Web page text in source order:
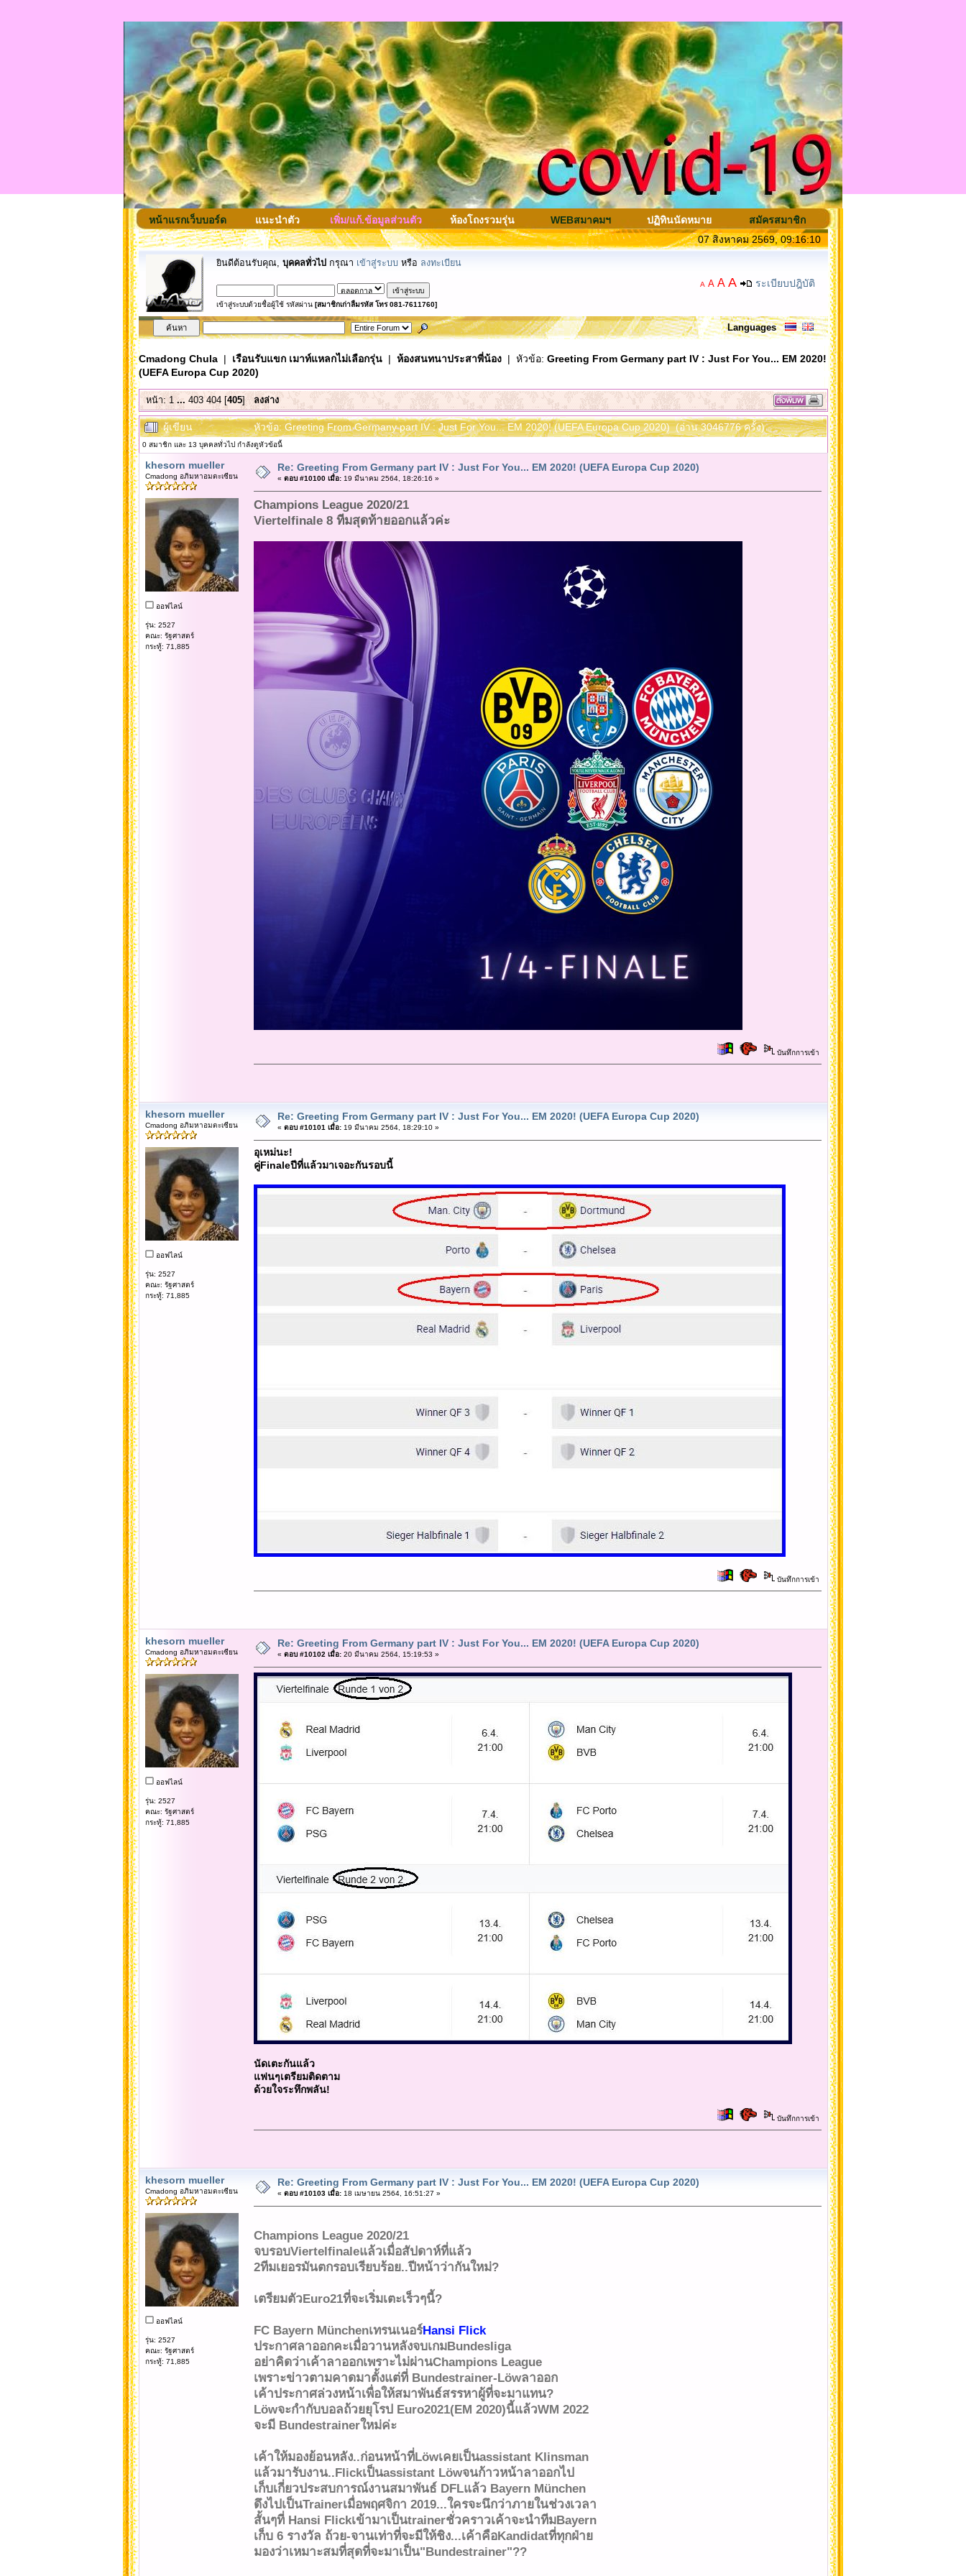
หน้าแรกเว็บบอร์ด แนะนำตัว เพิ่ม/แก้.ข้อมูลส่วนตัว ห้องโถงรวมรุ่น WEBสมาคมฯ ปฏิทินนัดหมาย
สมัครสมาชิก
07 สิงหาคม 2569, 09:16:10
ยินดีต้อนรับคุณ, บุคคลทั่วไป กรุณา เข้าสู่ระบบ หรือ ลงทะเบียน
เข้าสู่ระบบด้วยชื่อผู้ใช้ รหัสผ่าน [สมาชิกเก่าลืมรหัส โทร 081-7611760]
A A A A ระเบียบปฎิบัติ
Languages
Cmadong Chula| เรือนรับแขก เมาท์แหลกไม่เลือกรุ่น| ห้องสนทนาประสาพี่น้อง| หัวข้อ: Greeting From Germany part IV : Just For You... EM 2020!
(UEFA Europa Cup 2020)
หน้า:1 ... 403 404[405]ลงล่าง
ผู้เขียน หัวข้อ: Greeting From Germany part IV : Just For You... EM 2020! (UEFA Europa Cup 2020) (อ่าน 3046776 ครั้ง)
0 สมาชิก และ 13 บุคคลทั่วไป กำลังดูหัวข้อนี้
khesorn mueller
Cmadong อภิมหาอมตะเซียน
ออฟไลน์
รุ่น: 2527
คณะ: รัฐศาสตร์
กระทู้: 71,885
Re: Greeting From Germany part IV : Just For You... EM 2020! (UEFA Europa Cup 2020)
« ตอบ #10100 เมื่อ:19 มีนาคม 2564, 18:26:16 »
Champions League 2020/21
Viertelfinale 8 ทีมสุดท้ายออกแล้วค่ะ
บันทึกการเข้า
khesorn mueller
Cmadong อภิมหาอมตะเซียน
ออฟไลน์
รุ่น: 2527
คณะ: รัฐศาสตร์
กระทู้: 71,885
Re: Greeting From Germany part IV : Just For You... EM 2020! (UEFA Europa Cup 2020)
« ตอบ #10101 เมื่อ:19 มีนาคม 2564, 18:29:10 »
อุเหม่นะ!
คู่Finaleปีที่แล้วมาเจอะกันรอบนี้
บันทึกการเข้า
khesorn mueller
Cmadong อภิมหาอมตะเซียน
ออฟไลน์
รุ่น: 2527
คณะ: รัฐศาสตร์
กระทู้: 71,885
Re: Greeting From Germany part IV : Just For You... EM 2020! (UEFA Europa Cup 2020)
« ตอบ #10102 เมื่อ:20 มีนาคม 2564, 15:19:53 »
นัดเตะกันแล้ว
แฟนๆเตรียมติดตาม
ด้วยใจระทึกพลัน!
บันทึกการเข้า
khesorn mueller
Cmadong อภิมหาอมตะเซียน
ออฟไลน์
รุ่น: 2527
คณะ: รัฐศาสตร์
กระทู้: 71,885
Re: Greeting From Germany part IV : Just For You... EM 2020! (UEFA Europa Cup 2020)
« ตอบ #10103 เมื่อ:18 เมษายน 2564, 16:51:27 »
Champions League 2020/21
จบรอบViertelfinaleแล้วเมื่อสัปดาห์ที่แล้ว
2ทีมเยอรมันตกรอบเรียบร้อย..ปีหน้าว่ากันใหม่?
เตรียมตัวEuro21ที่จะเริ่มเตะเร็วๆนี้?
FC Bayern Münchenเทรนเนอร์Hansi Flick
ประกาศลาออกคะเมื่อวานหลังจบเกมBundesliga
อย่าคิดว่าเค้าลาออกเพราะไม่ผ่านChampions League
เพราะข่าวตามคาดมาตั้งแต่ที่ Bundestrainer-Löwลาออก
เค้าประกาศล่วงหน้าเพื่อให้สมาพันธ์สรรหาผู้ที่จะมาแทน?
Löwจะกำกับบอลถ้วยยุโรป Euro2021(EM 2020)นี้แล้วWM 2022
จะมี Bundestrainerใหม่ค่ะ
เค้าให้มองย้อนหลัง..ก่อนหน้าที่Löwเคยเป็นassistant Klinsman
แล้วมารับงาน..Flickเป็นassistant Löwจนก้าวหน้าลาออกไป
เก็บเกี่ยวประสบการณ์งานสมาพันธ์ DFLแล้ว Bayern München
ดึงไปเป็นTrainerเมื่อพฤศจิกา 2019...ใครจะนึกว่าภายในช่วงเวลา
สั้นๆที่ Hansi Flickเข้ามาเป็นtrainerชั่วคราวเค้าจะนำทีมBayern
เก็บ 6 รางวัล ถ้วย-จานเท่าที่จะมีให้ชิง...เค้าคือKandidatที่ทุกฝ่าย
มองว่าเหมาะสมที่สุดที่จะมาเป็น"Bundestrainer"??